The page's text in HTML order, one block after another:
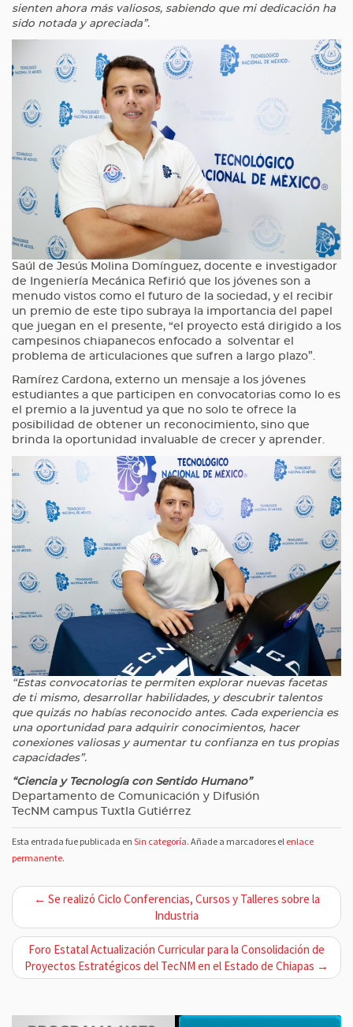
sienten ahora más valiosos, sabiendo que mi dedicación ha
sido notada y apreciada”.
Saúl de Jesús Molina Domínguez, docente e investigador
de Ingeniería Mecánica Refirió que los jóvenes son a
menudo vistos como el futuro de la sociedad, y el recibir
un premio de este tipo subraya la importancia del papel
que juegan en el presente, “el proyecto está dirigido a los
campesinos chiapanecos enfocado a solventar el
problema de articulaciones que sufren a largo plazo”.
Ramírez Cardona, externo un mensaje a los jóvenes
estudiantes a que participen en convocatorias como lo es
el premio a la juventud ya que no solo te ofrece la
posibilidad de obtener un reconocimiento, sino que
brinda la oportunidad invaluable de crecer y aprender.
“Estas convocatorias te permiten explorar nuevas facetas
de ti mismo, desarrollar habilidades, y descubrir talentos
que quizás no habías reconocido antes. Cada experiencia es
una oportunidad para adquirir conocimientos, hacer
conexiones valiosas y aumentar tu confianza en tus propias
capacidades”.
“Ciencia y Tecnología con Sentido Humano”
Departamento de Comunicación y Difusión
TecNM campus Tuxtla Gutiérrez
Esta entrada fue publicada en Sin categoría. Añade a marcadores el enlace
permanente.
N
a
v
g
c
← Se realizó Ciclo Conferencias, Cursos y Talleres sobre la
Industria
Foro Estatal Actualización Curricular para la Consolidación de
Proyectos Estratégicos del TecNM en el Estado de Chiapas →